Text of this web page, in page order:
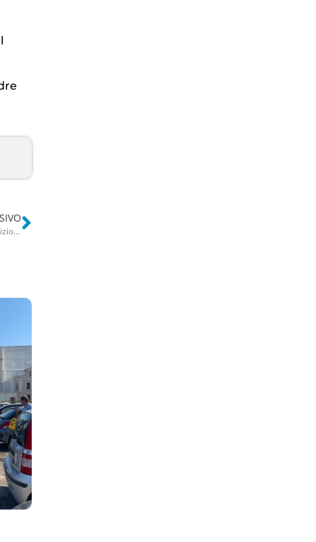
Uno maggio Libero e Pensante di Taranto, presentata la 13esima edizione: ospiti Brunori e Subsonica